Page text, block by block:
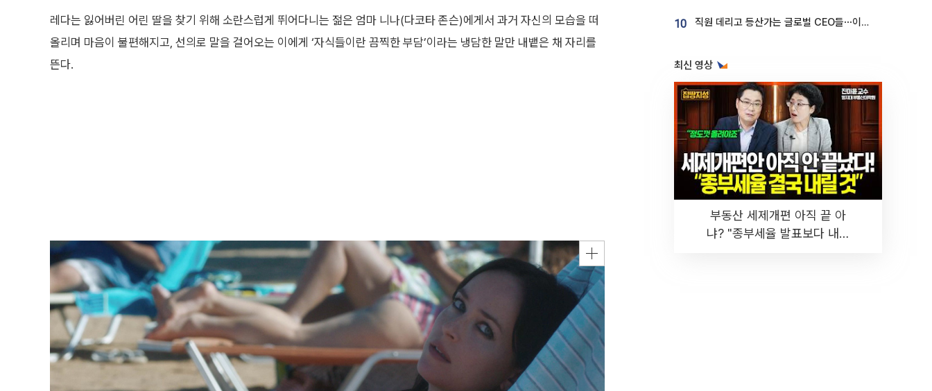
레다는 잃어버린 어린 딸을 찾기 위해 소란스럽게 뛰어다니는 젊은 엄마 니나(다코타 존슨)에게서 과거 자신의 모습을 떠
올리며 마음이 불편해지고, 선의로 말을 걸어오는 이에게 ‘자식들이란 끔찍한 부담’이라는 냉담한 말만 내뱉은 채 자리를
뜬다.
10 직원 데리고 등산가는 글로벌 CEO들⋯이유 있었네
최신 영상
부동산 세제개편 아직 끝 아
냐? "종부세율 발표보다 내릴